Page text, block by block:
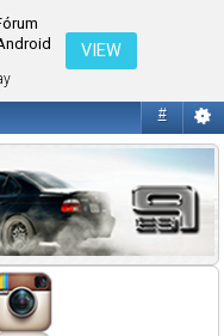
VIEW
#